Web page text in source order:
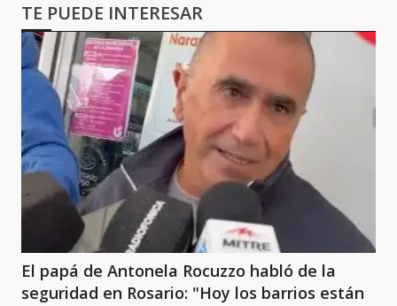
TE PUEDE INTERESAR
El papá de Antonela Rocuzzo habló de la
seguridad en Rosario: "Hoy los barrios están